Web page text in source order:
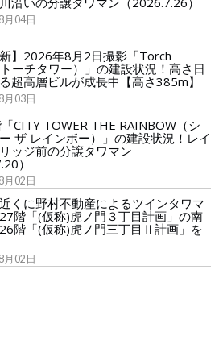
月04日
新】2026年8月2日撮影「Torch
ーチタワー）」の建設状況！高さ日
超高層ビルが成長中【高さ385m】
月03日
CITY TOWER THE RAINBOW（シ
ザ レインボー）」の建設状況！レイ
ッジ前の分譲タワマン
）
月02日
くに野村不動産によるツインタワマ
階「(仮称)虎ノ門３丁目計画」の南
階「(仮称)虎ノ門三丁目Ⅱ計画」を
月02日